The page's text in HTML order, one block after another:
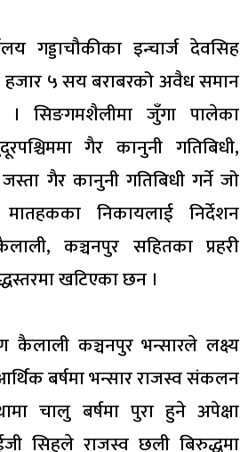
गड्डाचौकीका इन्चार्ज देवसिह
हजार ५ सय बराबरको अवैध समान
। सिङगमशैलीमा जुँगा पालेका
गैर कानुनी गतिबिधी,
गैर कानुनी गतिबिधी गर्ने जो
मातहकका निकायलाई निर्देशन
कञ्चनपुर सहितका प्रहरी
खटिएका छन ।
कञ्चनपुर भन्सारले लक्ष्य
बर्षमा भन्सार राजस्व संकलन
चालु बर्षमा पुरा हुने अपेक्षा
सिहले राजस्व छली बिरुद्धमा